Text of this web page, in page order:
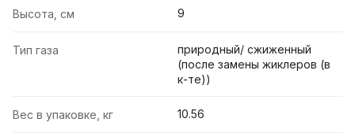
Высота, см 9
Тип газа
природный/ сжиженный
(после замены жиклеров (в
к-те))
Вес в упаковке, кг 10.56